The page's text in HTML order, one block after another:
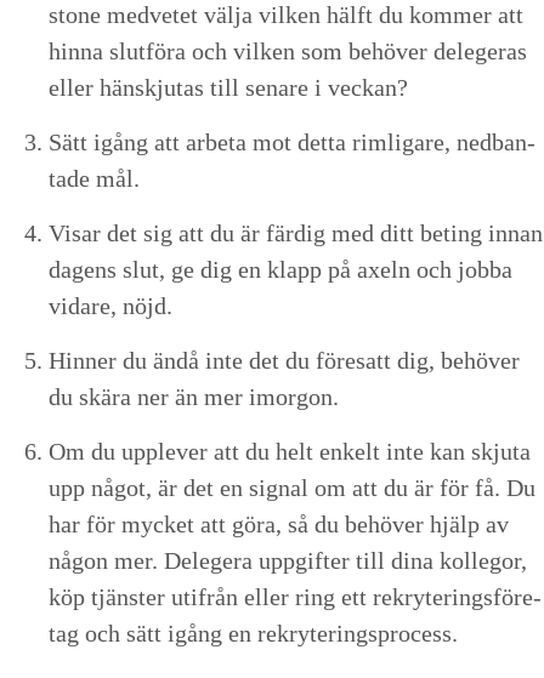
stone med­vetet väl­ja vilken hälft du kom­mer att
hin­na slut­föra och vilken som behöver delegeras
eller hän­skju­tas till senare i veckan?
Sätt igång att arbe­ta mot det­ta rim­li­gare, ned­ban­
tade mål.
Vis­ar det sig att du är färdig med ditt bet­ing innan
dagens slut, ge dig en klapp på axeln och job­ba
vidare, nöjd.
Hin­ner du ändå inte det du före­satt dig, behöver
du skära ner än mer imorgon.
Om du upplever att du helt enkelt inte kan skju­ta
upp något, är det en sig­nal om att du är för få. Du
har för myck­et att göra, så du behöver hjälp av
någon mer. Delegera uppgifter till dina kol­le­gor,
köp tjän­ster utifrån eller ring ett rekry­ter­ings­före­
tag och sätt igång en rekryteringsprocess.